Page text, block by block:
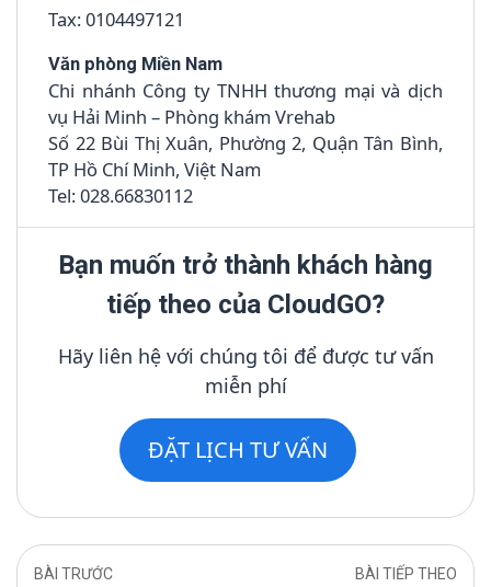
Tax: 0104497121
Văn phòng Miền Nam
Chi nhánh Công ty TNHH thương mại và dịch
vụ Hải Minh – Phòng khám Vrehab
Số 22 Bùi Thị Xuân, Phường 2, Quận Tân Bình,
TP Hồ Chí Minh, Việt Nam
Tel: 028.66830112
Bạn muốn trở thành khách hàng
tiếp theo của CloudGO?
Hãy liên hệ với chúng tôi để được tư vấn
miễn phí
ĐẶT LỊCH TƯ VẤN
BÀI TRƯỚC BÀI TIẾP THEO